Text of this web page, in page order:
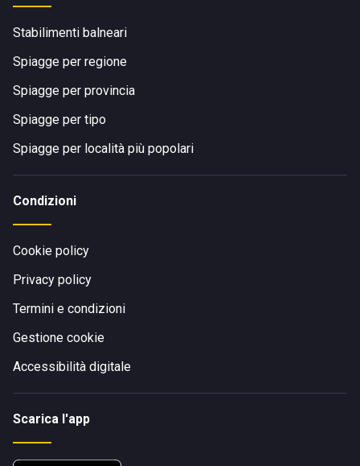
Stabilimenti balneari
Spiagge per regione
Spiagge per provincia
Spiagge per tipo
Spiagge per località più popolari
Condizioni
Cookie policy
Privacy policy
Termini e condizioni
Gestione cookie
Accessibilità digitale
Scarica l'app